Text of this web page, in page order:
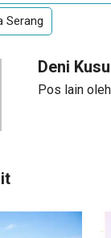
Serang
Deni
Pos lain